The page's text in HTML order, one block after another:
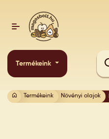
Termékeink
Termékeink Növényi olajok